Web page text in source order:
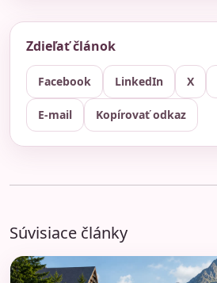
Zdieľať článok
Facebook LinkedIn X
E-mail Kopírovať odkaz
Súvisiace články